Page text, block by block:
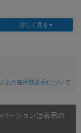
詳しく見る
上の在庫数表示について
ージョンは表示の